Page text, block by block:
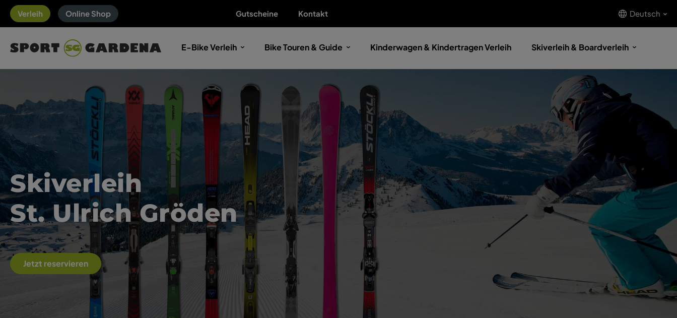
Verleih Online Shop Gutscheine Kontakt Deutsch
E-Bike Verleih Bike Touren & Guide Kinderwagen & Kindertragen Verleih Skiverleih & Boardverleih
Skiverleih
St. Ulrich Gröden
Jetzt reservieren